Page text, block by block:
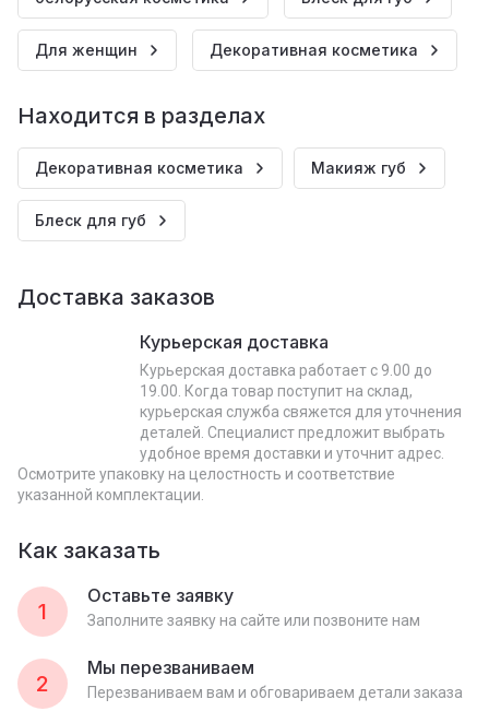
Для женщин Декоративная косметика
Находится в разделах
Декоративная косметика Макияж губ
Блеск для губ
Доставка заказов
Курьерская доставка
Курьерская доставка работает с 9.00 до
19.00. Когда товар поступит на склад,
курьерская служба свяжется для уточнения
деталей. Специалист предложит выбрать
удобное время доставки и уточнит адрес.
Осмотрите упаковку на целостность и соответствие
указанной комплектации.
Как заказать
1
Оставьте заявку
Заполните заявку на сайте или позвоните нам
2
Мы перезваниваем
Перезваниваем вам и обговариваем детали заказа